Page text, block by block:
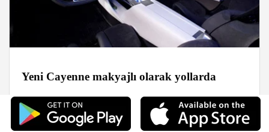
Yeni Cayenne makyajlı olarak yollarda
Haberler